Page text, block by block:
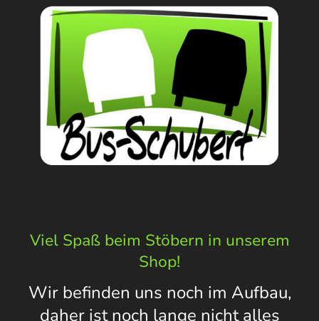
Viel Spaß beim Stöbern in unserem
Shop!
Wir befinden uns noch im Aufbau,
daher ist noch lange nicht alles